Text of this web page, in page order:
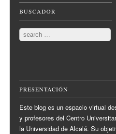
BUSCADOR
Search
PRESENTACIÓN
Este blog es un espacio virtual
y profesores del Centro
la Universidad de Alcalá. Su